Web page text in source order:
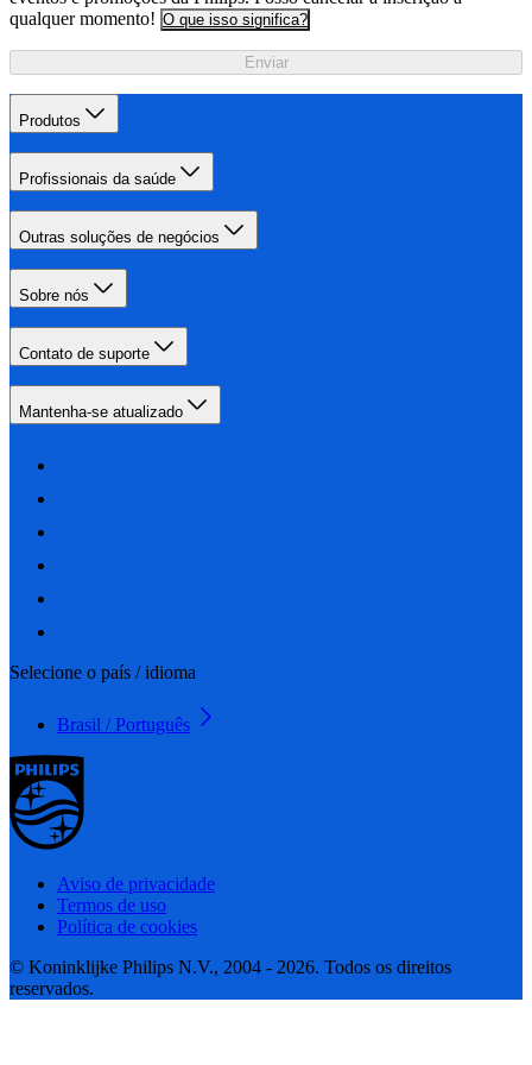
qualquer momento! O que isso significa?
Enviar
Produtos
Profissionais da saúde
Outras soluções de negócios
Sobre nós
Contato de suporte
Mantenha-se atualizado
Selecione o país / idioma
Brasil / Português
Aviso de privacidade
Termos de uso
Política de cookies
© Koninklijke Philips N.V., 2004 - 2026. Todos os direitos
reservados.